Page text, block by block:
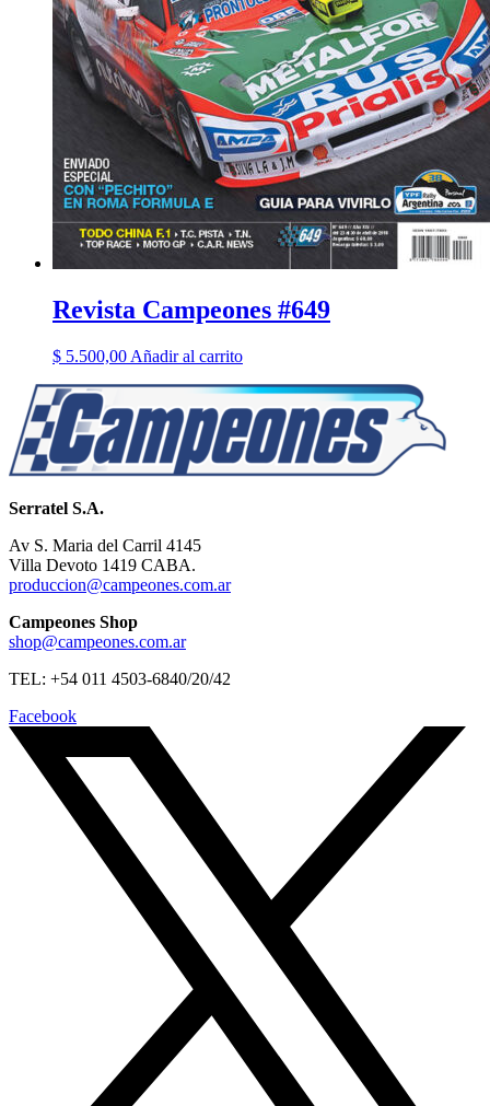
Revista Campeones #649
$ 5.500,00 Añadir al carrito
Serratel S.A.
Av S. Maria del Carril 4145
Villa Devoto 1419 CABA.
produccion@campeones.com.ar
Campeones Shop
shop@campeones.com.ar
TEL: +54 011 4503-6840/20/42
Facebook